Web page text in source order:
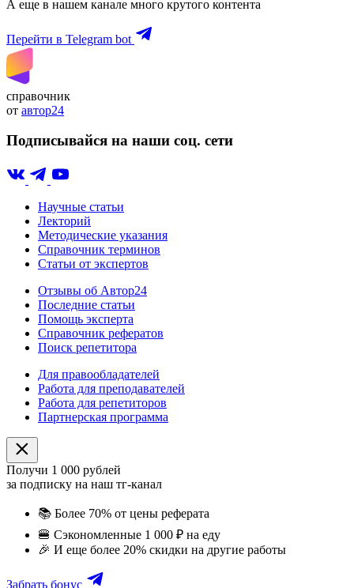
А еще в нашем канале много крутого контента
Перейти в Telegram bot
справочник
от автор24
Подписывайся на наши соц. сети
Научные статьи
Лекторий
Методические указания
Справочник терминов
Статьи от экспертов
Отзывы об Автор24
Последние статьи
Помощь эксперта
Справочник рефератов
Поиск репетитора
Для правообладателей
Работа для преподавателей
Работа для репетиторов
Партнерская программа
Получи 1 000 рублей
за подписку на наш тг-канал
📚 Более 70% от цены реферата
🍔 Сэкономленные 1 000 ₽ на еду
🎉 И еще более 20% скидки на другие работы
Забрать бонус